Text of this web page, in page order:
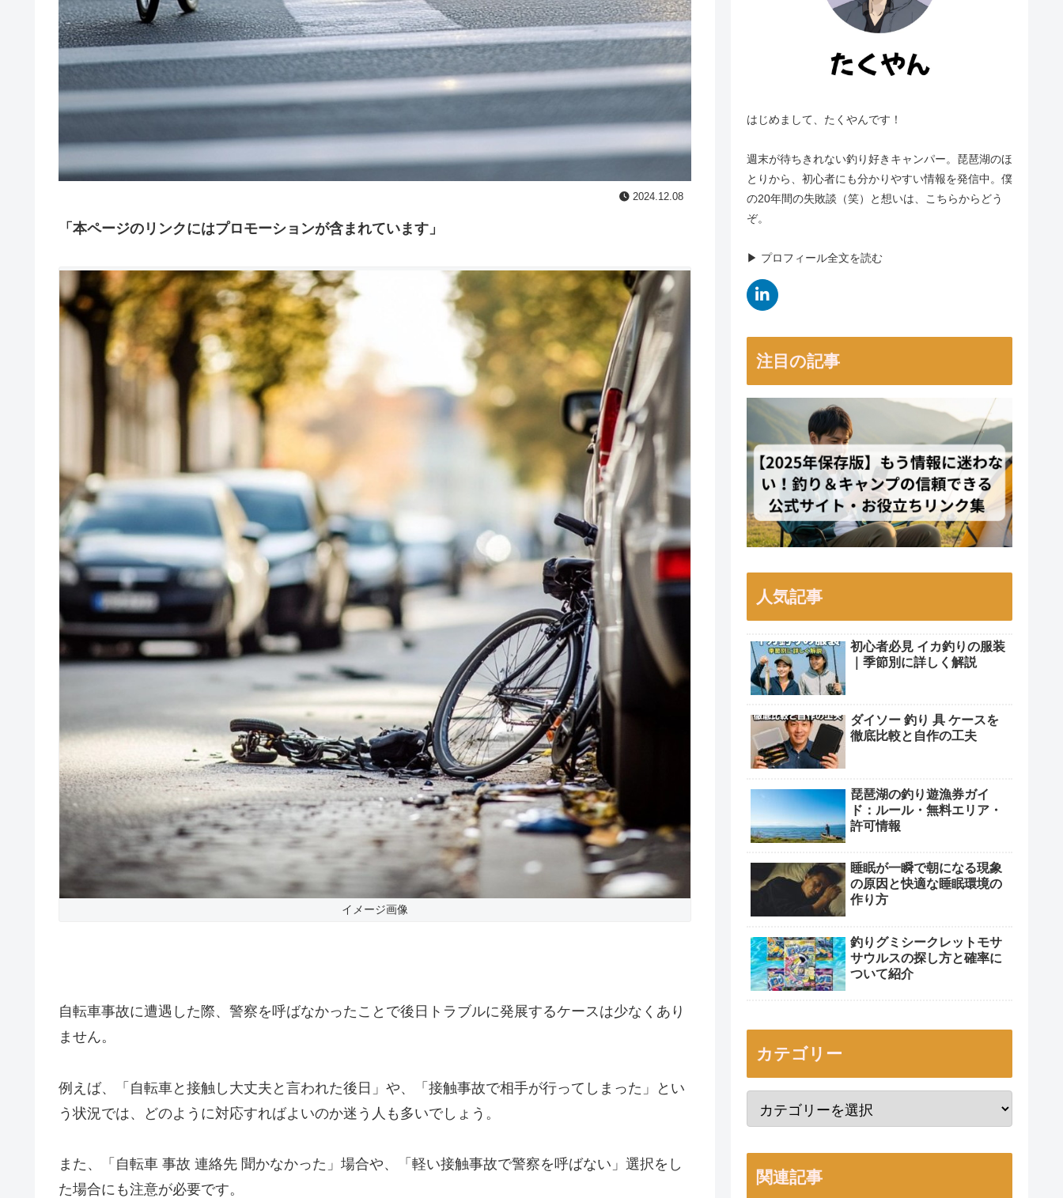
2024.12.08
「本ページのリンクにはプロモーションが含まれています」
イメージ画像
自転車事故に遭遇した際、警察を呼ばなかったことで後日トラブルに発展するケースは少なくあり
ません。
例えば、「自転車と接触し大丈夫と言われた後日」や、「接触事故で相手が行ってしまった」とい
う状況では、どのように対応すればよいのか迷う人も多いでしょう。
また、「自転車 事故 連絡先 聞かなかった」場合や、「軽い接触事故で警察を呼ばない」選択をし
た場合にも注意が必要です。
はじめまして、たくやんです！
週末が待ちきれない釣り好きキャンパー。琵琶湖のほ
とりから、初心者にも分かりやすい情報を発信中。僕
の20年間の失敗談（笑）と想いは、こちらからどう
ぞ。
▶︎ プロフィール全文を読む
注目の記事
人気記事
初心者必見 イカ釣りの服装
｜季節別に詳しく解説
ダイソー 釣り 具 ケースを
徹底比較と自作の工夫
琵琶湖の釣り遊漁券ガイ
ド：ルール・無料エリア・
許可情報
睡眠が一瞬で朝になる現象
の原因と快適な睡眠環境の
作り方
釣りグミシークレットモサ
サウルスの探し方と確率に
ついて紹介
カテゴリー
関連記事